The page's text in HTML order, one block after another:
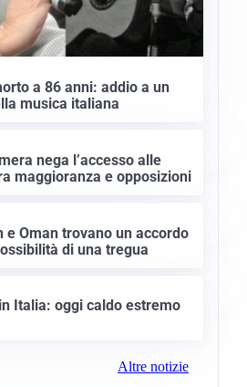
a 86 anni: addio a un
musica italiana
nega l’accesso alle
maggioranza e opposizioni
Oman trovano un accordo
di una tregua
Italia: oggi caldo estremo
Altre notizie